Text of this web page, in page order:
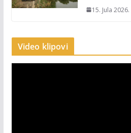
15. Jula 2026.
Video klipovi